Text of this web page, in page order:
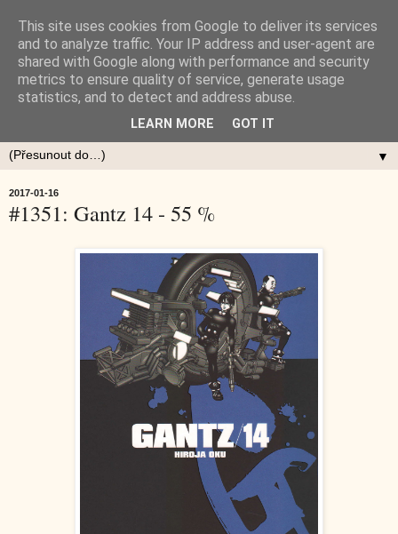
▼
2017-01-16
#1351: Gantz 14 - 55 %
This site uses cookies from Google to deliver its services
and to analyze traffic. Your IP address and user-agent are
shared with Google along with performance and security
metrics to ensure quality of service, generate usage
statistics, and to detect and address abuse.
LEARN MORE GOT IT